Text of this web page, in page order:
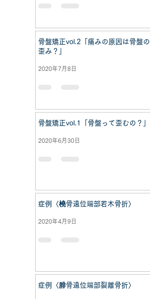
骨盤矯正vol.2「痛みの原因は骨盤の
歪み？」
2020年7月8日
骨盤矯正vol.1「骨盤って歪むの？」
2020年6月30日
症例〈橈骨遠位端部若木骨折〉
2020年4月9日
症例〈腓骨遠位端部裂離骨折〉